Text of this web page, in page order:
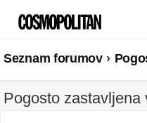
Seznam forumov
Pogosto zastavljena